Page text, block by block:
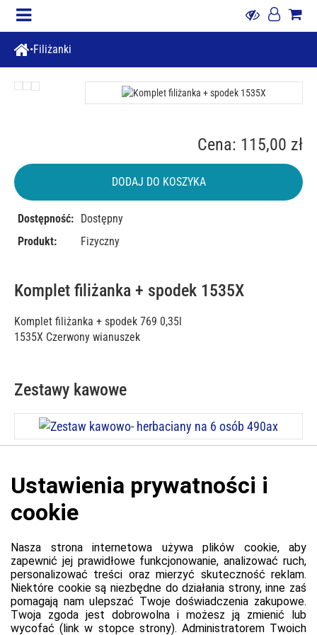
Filiżanki
Komplet filiżanka + spodek 1535X
Komplet filiżanka + spodek 769 0,35l
1535X Czerwony wianuszek
Cena: 115,00 zł
DODAJ DO KOSZYKA
Dostępność: Dostępny
Produkt:
Fizyczny
Zestawy kawowe
Zestaw kawowo- herbaciany na 6 osób 490ax
Informacje o platformie
Regulamin dla kupujących
Polityka prywatności platformy
Zgłoś błąd lub naruszenie